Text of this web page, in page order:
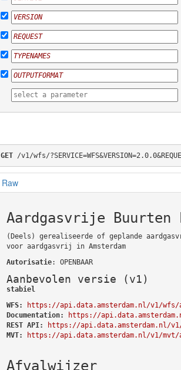
GET /v1/wfs/
Raw
Aardgasvrije
(Deels) gerealiseerde of geplande
voor aardgasvrij in Amsterdam
Autorisatie: OPENBAAR
Aanbevolen versie (v1)
stabiel
WFS:
https://api.data.amsterdam.nl/v1/wfs/
Documentation:
https://
REST API:
https://api.data.amsterdam.nl/
MVT:
https://api.data.amsterdam.nl/v1/mvt/
Afvalwijzer